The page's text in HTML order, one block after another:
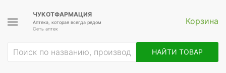
ЧУКОТФАРМАЦИЯ
Аптека, которая всегда рядом
Сеть аптек
Корзина
НАЙТИ ТОВАР